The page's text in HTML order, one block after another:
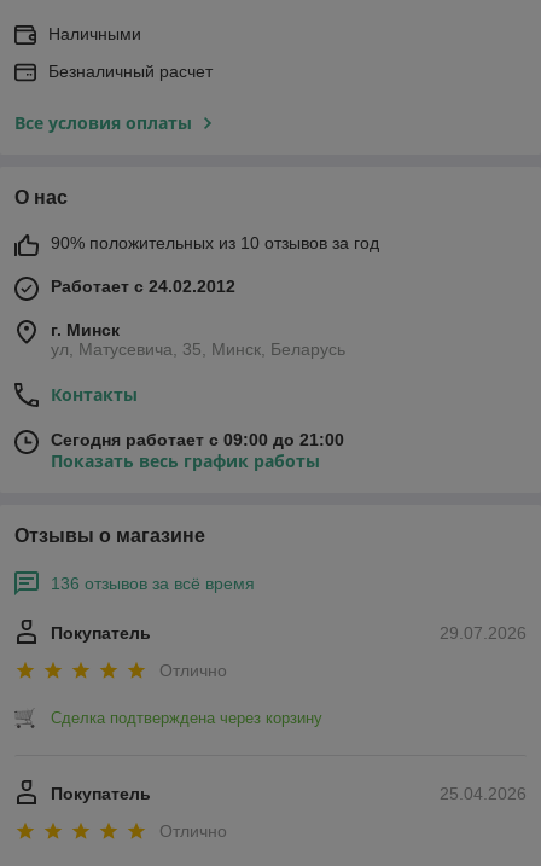
Наличными
Безналичный расчет
Все условия оплаты
О нас
90% положительных из 10 отзывов за год
Работает с 24.02.2012
г. Минск
ул, Матусевича, 35, Минск, Беларусь
Контакты
Сегодня работает с 09:00 до 21:00
Показать весь график работы
Отзывы о магазине
136 отзывов за всё время
29.07.2026
Покупатель
Отлично
Сделка подтверждена через корзину
25.04.2026
Покупатель
Отлично